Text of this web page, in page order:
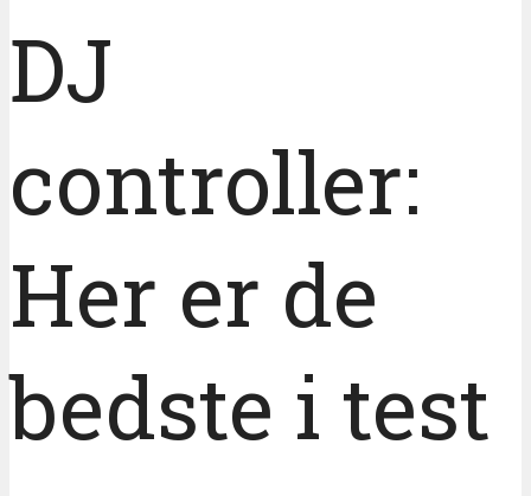
DJ
controller:
Her er de
bedste i test